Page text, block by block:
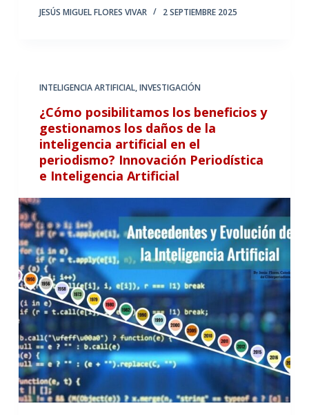
JESÚS MIGUEL FLORES VIVAR 2 SEPTIEMBRE 2025
INTELIGENCIA ARTIFICIAL,INVESTIGACIÓN
¿Cómo posibilitamos los beneficios y
gestionamos los daños de la
inteligencia artificial en el
periodismo? Innovación Periodística
e Inteligencia Artificial